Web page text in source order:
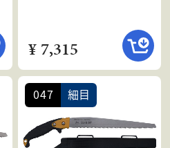
¥ 7,315
047 細目